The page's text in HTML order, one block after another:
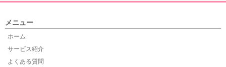
メニュー
ホーム
サービス紹介
よくある質問